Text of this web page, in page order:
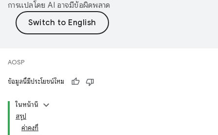
การแปลโดย AI อาจมีข้อผิดพลาด
AOSP
ข้อมูลนี้มีประโยชน์ไหม
ในหน้านี้
สรุป
ค่าคงที่